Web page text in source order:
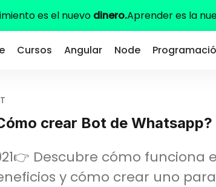
es el nuevo dinero.Aprender es la
Cursos Angular Node
crear Bot de Whatsapp?
Descubre cómo funciona
y cómo crear uno